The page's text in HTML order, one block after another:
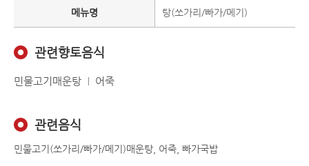
메뉴명 탕(쏘가리/빠가/메기)
관련향토음식
민물고기매운탕 어죽
관련음식
민물고기(쏘가리/빠가/메기)매운탕, 어죽, 빠가국밥